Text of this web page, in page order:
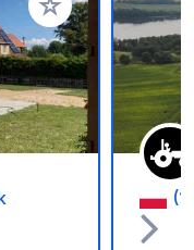
Zu Ihren Favoriten